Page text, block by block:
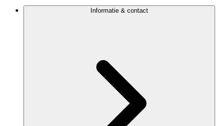
Informatie & contact